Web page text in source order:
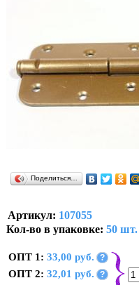
Поделиться…
Артикул: 107055
Кол-во в упаковке: 50 шт.
ОПТ 1: 33,00 руб. ?
ОПТ 2: 32,01 руб. ?